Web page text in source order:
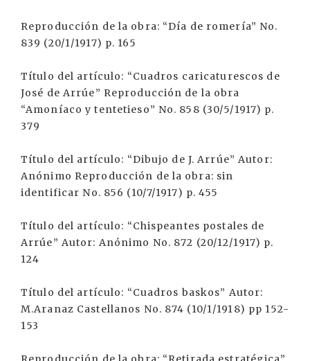
Reproducción de la obra: “Día de romería” No.
839 (20/1/1917) p. 165
Título del artículo: “Cuadros caricaturescos de
José de Arrúe” Reproducción de la obra
“Amoníaco y tentetieso” No. 858 (30/5/1917) p.
379
Título del artículo: “Dibujo de J. Arrúe” Autor:
Anónimo Reproducción de la obra: sin
identificar No. 856 (10/7/1917) p. 455
Título del artículo: “Chispeantes postales de
Arrúe” Autor: Anónimo No. 872 (20/12/1917) p.
124
Título del artículo: “Cuadros baskos” Autor:
M.Aranaz Castellanos No. 874 (10/1/1918) pp 152-
153